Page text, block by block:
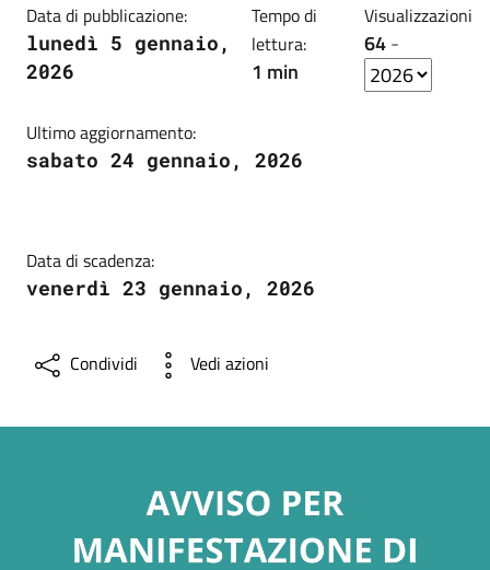
Data di pubblicazione:
lunedì 5 gennaio,
2026
Tempo di
lettura:
1 min
Visualizzazioni
64-
Ultimo aggiornamento:
sabato 24 gennaio, 2026
Data di scadenza:
venerdì 23 gennaio, 2026
Condividi Vedi azioni